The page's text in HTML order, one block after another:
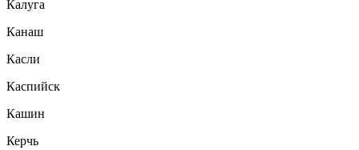
Калуга
Канаш
Касли
Каспийск
Кашин
Керчь